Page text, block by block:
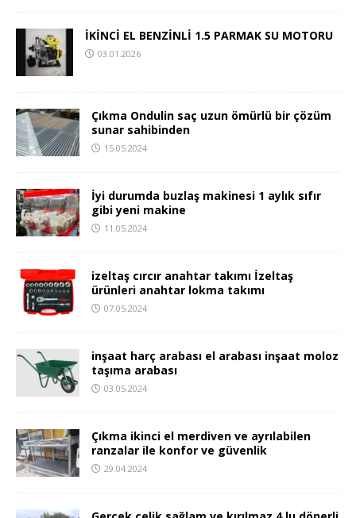
İKİNCİ EL BENZİNLİ 1.5 PARMAK SU MOTORU
03.01.2026
Çıkma Ondulin saç uzun ömürlü bir çözüm
sunar sahibinden
15.05.2024
İyi durumda buzlaş makinesi 1 aylık sıfır
gibi yeni makine
11.05.2024
izeltaş cırcır anahtar takımı İzeltaş
ürünleri anahtar lokma takımı
07.05.2024
inşaat harç arabası el arabası inşaat moloz
taşıma arabası
03.05.2024
Çıkma ikinci el merdiven ve ayrılabilen
ranzalar ile konfor ve güvenlik
29.04.2024